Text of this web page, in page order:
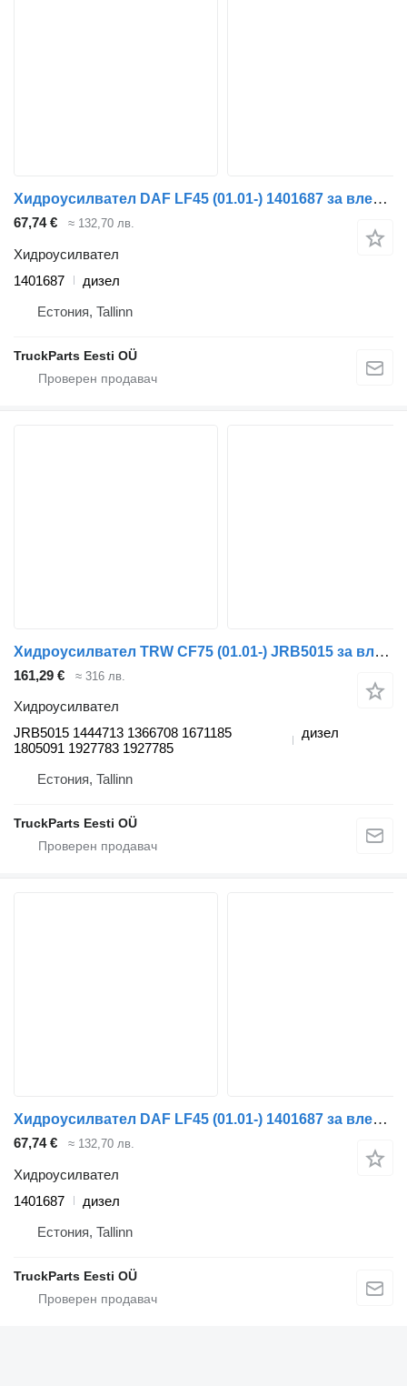
Хидроусилвател DAF LF45 (01.01-) 1401687 за влекач DAF LF45, LF55, LF180, CF65, CF75, CF85 (2001-)
67,74 € ≈ 132,70 лв.
Хидроусилвател
1401687
дизел
Естония, Tallinn
TruckParts Eesti OÜ
Хидроусилвател TRW CF75 (01.01-) JRB5015 за влекач DAF LF45, LF55, LF180, CF65, CF75, CF85 (2001-)
161,29 € ≈ 316 лв.
Хидроусилвател
JRB5015 1444713 1366708 1671185
1805091 1927783 1927785
дизел
Естония, Tallinn
TruckParts Eesti OÜ
Хидроусилвател DAF LF45 (01.01-) 1401687 за влекач DAF LF45, LF55, LF180, CF65, CF75, CF85 (2001-)
67,74 € ≈ 132,70 лв.
Хидроусилвател
1401687
дизел
Естония, Tallinn
TruckParts Eesti OÜ